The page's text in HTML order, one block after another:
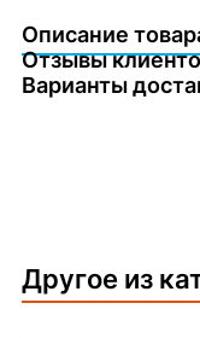
Описание
Отзывы
Варианты
Другое из